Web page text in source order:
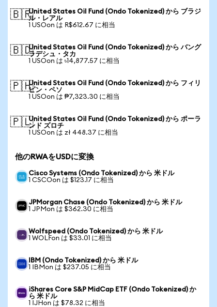
🇧🇷United States Oil Fund (Ondo Tokenized) から ブラジ
ル・レアル
1 USOon は R$612.67 に相当
🇧🇩United States Oil Fund (Ondo Tokenized) から バング
ラデシュ・タカ
1 USOon は ৳14,877.57 に相当
🇵🇭United States Oil Fund (Ondo Tokenized) から フィリ
ピン・ペソ
1 USOon は ₱7,323.30 に相当
🇵🇱United States Oil Fund (Ondo Tokenized) から ポーラ
ンド ズロチ
1 USOon は zł 448.37 に相当
他のRWAをUSDに変換
Cisco Systems (Ondo Tokenized) から 米ドル
1 CSCOon は $123.17 に相当
JPMorgan Chase (Ondo Tokenized) から 米ドル
1 JPMon は $362.30 に相当
Wolfspeed (Ondo Tokenized) から 米ドル
1 WOLFon は $33.01 に相当
IBM (Ondo Tokenized) から 米ドル
1 IBMon は $237.05 に相当
iShares Core S&P MidCap ETF (Ondo Tokenized) か
ら 米ドル
1 IJHon は $78.32 に相当